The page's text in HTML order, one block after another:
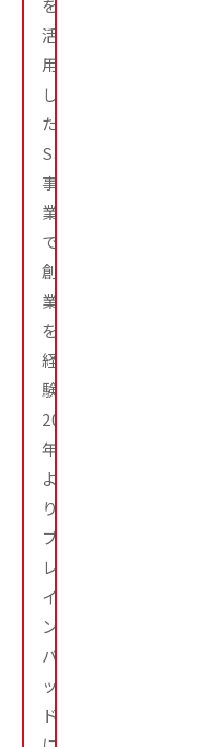
を
活
用
し
た
SaaS
事
業
で
創
業
を
経
験。
2019
年
よ
り
ブ
レ
イ
ン
パ
ッ
ド